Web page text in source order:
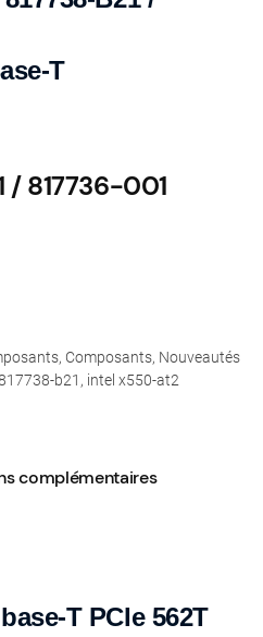
T
/ 817736-001
, Composants, Nouveautés
b21 , intel x550-at2
complémentaires
T PCIe 562T